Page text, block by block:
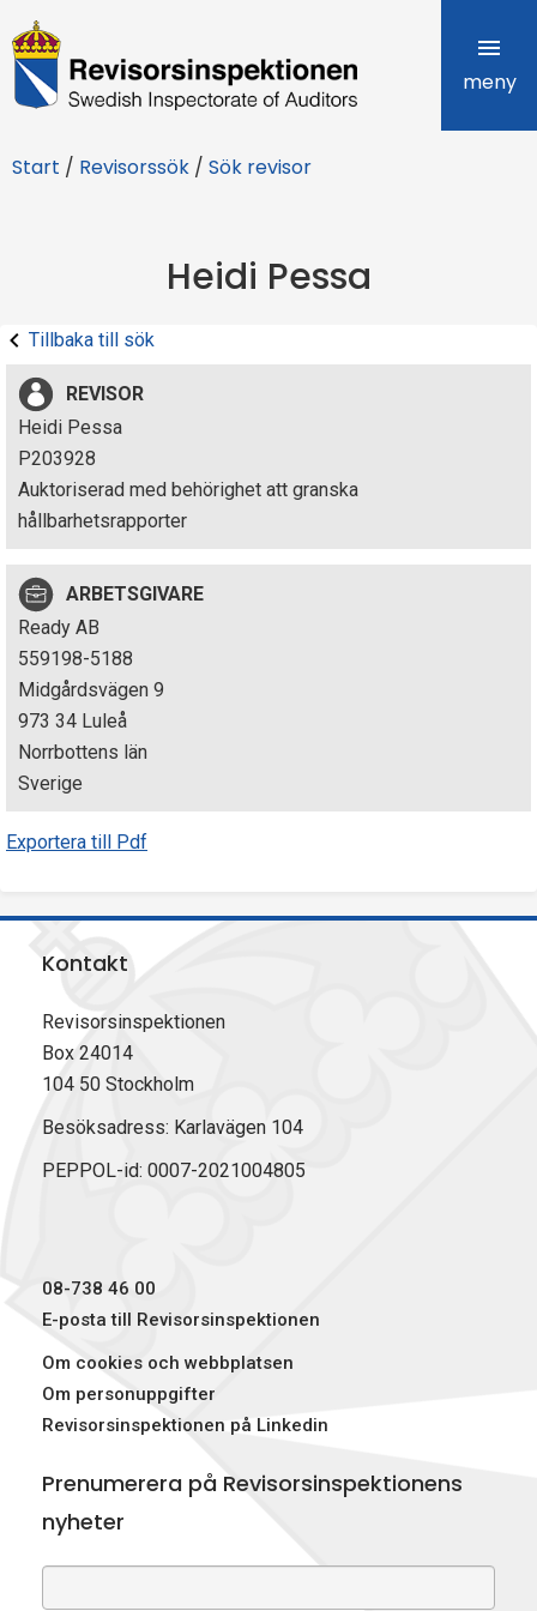
R
e
i
r
s
i
n
s
p
e
k
t
i
n
e
meny
Start / Revisorssök / Sök revisor
Heidi Pessa
Tillbaka till sök
REVISOR
Heidi Pessa
P203928
Auktoriserad med behörighet att granska
hållbarhetsrapporter
ARBETSGIVARE
Ready AB
559198-5188
Midgårdsvägen 9
973 34 Luleå
Norrbottens län
Sverige
Exportera till Pdf
Kontakt
Revisorsinspektionen
Box 24014
104 50 Stockholm
Besöksadress: Karlavägen 104
PEPPOL-id: 0007-2021004805
08-738 46 00
E-posta till Revisorsinspektionen
Om cookies och webbplatsen
Om personuppgifter
Revisorsinspektionen på Linkedin
Prenumerera på Revisorsinspektionens
nyheter